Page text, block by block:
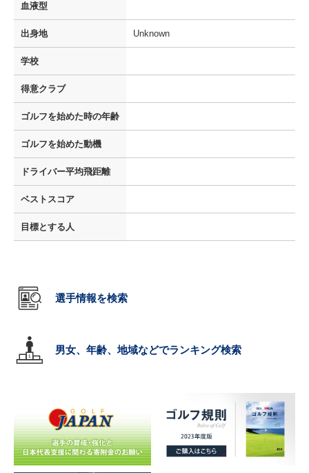
血液型
出身地 Unknown
学校
得意クラブ
ゴルフを始めた時の年齢
ゴルフを始めた動機
ドライバー平均飛距離
ベストスコア
目標とする人
選手情報を検索
男女、年齢、地域などでランキング検索